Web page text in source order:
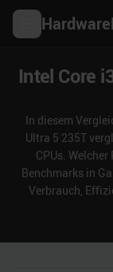
Intel Core
In diesem
Ultra 5 235T
CPUs.
Benchmarks in
Verbrauch,